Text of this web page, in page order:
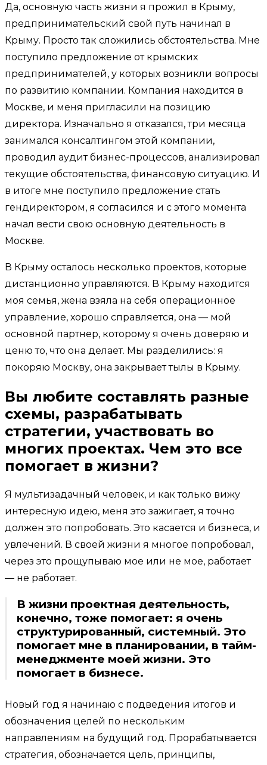
Да, основную часть жизни я прожил в Крыму,
предпринимательский свой путь начинал в
Крыму. Просто так сложились обстоятельства. Мне
поступило предложение от крымских
предпринимателей, у которых возникли вопросы
по развитию компании. Компания находится в
Москве, и меня пригласили на позицию
директора. Изначально я отказался, три месяца
занимался консалтингом этой компании,
проводил аудит бизнес-процессов, анализировал
текущие обстоятельства, финансовую ситуацию. И
в итоге мне поступило предложение стать
гендиректором, я согласился и с этого момента
начал вести свою основную деятельность в
Москве.
В Крыму осталось несколько проектов, которые
дистанционно управляются. В Крыму находится
моя семья, жена взяла на себя операционное
управление, хорошо справляется, она — мой
основной партнер, которому я очень доверяю и
ценю то, что она делает. Мы разделились: я
покоряю Москву, она закрывает тылы в Крыму.
Вы любите составлять разные
схемы, разрабатывать
стратегии, участвовать во
многих проектах. Чем это все
помогает в жизни?
Я мультизадачный человек, и как только вижу
интересную идею, меня это зажигает, я точно
должен это попробовать. Это касается и бизнеса, и
увлечений. В своей жизни я многое попробовал,
через это прощупываю мое или не мое, работает
— не работает.
В жизни проектная деятельность,
конечно, тоже помогает: я очень
структурированный, системный. Это
помогает мне в планировании, в тайм-
менеджменте моей жизни. Это
помогает в бизнесе.
Новый год я начинаю с подведения итогов и
обозначения целей по нескольким
направлениям на будущий год. Прорабатывается
стратегия, обозначается цель, принципы,